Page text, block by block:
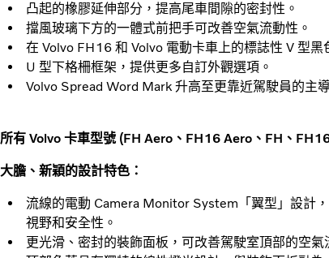
凸起的橡膠延伸部分，提高尾車間隙的密封性。
擋風玻璃下方的一體式前把手可改善空氣流動性。
在 Volvo FH16 和 Volvo 電動卡車上的標誌性 V 型黑
U 型下格柵框架，提供更多自訂外觀選項。
Volvo Spread Word Mark 升高至更靠近駕駛員的主
所有 Volvo 卡車型號 (FH Aero、FH16 Aero、FH、
大膽、新穎的設計特色：
流線的電動 Camera Monitor System「翼型」設計
視野和安全性。
更光滑、密封的裝飾面板，可改善駕駛室頂部的空氣